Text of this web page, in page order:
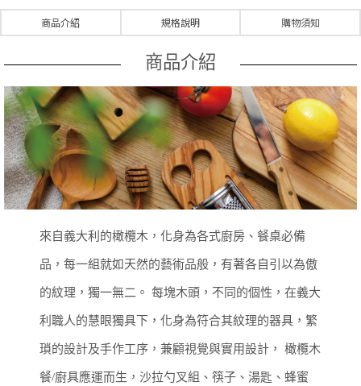
商品介紹 規格說明 購物須知
商品介紹
來自義大利的橄欖木，化身為各式廚房、餐桌必備
品，每一組就如天然的藝術品般，有著各自引以為傲
的紋理，獨一無二。 每塊木頭，不同的個性，在義大
利職人的慧眼獨具下，化身為符合其紋理的器具，繁
瑣的設計及手作工序，兼顧視覺與實用設計， 橄欖木
餐/廚具應運而生，沙拉勺叉組、筷子、湯匙、蜂蜜